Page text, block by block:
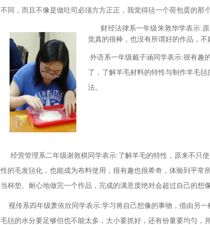
不同，而且不像是做吐司必须方方正正，我觉得毡一个荷包蛋的那
财经法律系一年级朱敦华学表示:
觉真的很棒，也没有所谓好的作品，
外语系一年级戴子涵同学表示:很有趣
了，了解羊毛材料的特性与制作羊毛
法。
经营管理系二年级谢敦棋同学表示:了解羊毛的特性，原来不只
性的毛发毡化，也能成为布料使用，很有趣也很希奇，体验到平常
当杯垫。耐心地做完一个作品，完成的满意度绝对会超过自己的想
视传系四年级萧依欣同学表示:学习将自己想像的事物，借由另
毛毡的水分要足够但也不能太多，大小要抓好，还有份量要均匀，